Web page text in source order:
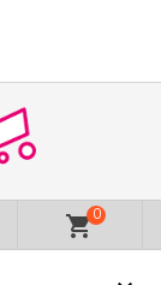
shopping_cart0